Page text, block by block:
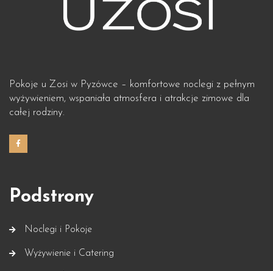
Pokoje u Zosi w Pyzówce – komfortowe noclegi z pełnym
wyżywieniem, wspaniała atmosfera i atrakcje zimowe dla
całej rodziny.
Podstrony
Noclegi i Pokoje
Wyżywienie i Catering